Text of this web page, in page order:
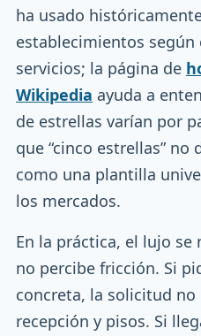
ha usado
establecimientos
servicios; la página de
Wikipedia ayuda a
de estrellas varían por
que “cinco estrellas”
como una plantilla
los mercados.
En la práctica, el lujo
no percibe fricción. Si
concreta, la solicitud
recepción y pisos. Si